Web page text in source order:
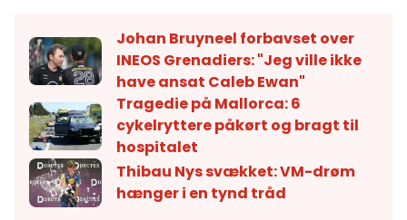
Johan Bruyneel forbavset over
INEOS Grenadiers: "Jeg ville ikke
have ansat Caleb Ewan"
Tragedie på Mallorca: 6
cykelryttere påkørt og bragt til
hospitalet
Thibau Nys svækket: VM-drøm
hænger i en tynd tråd